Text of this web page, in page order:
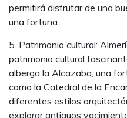
permitirá disfrutar de una
una fortuna.
5. Patrimonio cultural:
patrimonio cultural
alberga la Alcazaba, una
como la Catedral de la
diferentes estilos
explorar antiguos